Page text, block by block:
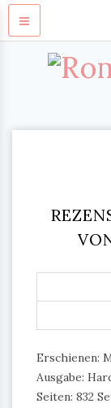
Erschienen:
Ausgabe:
Seiten: 832